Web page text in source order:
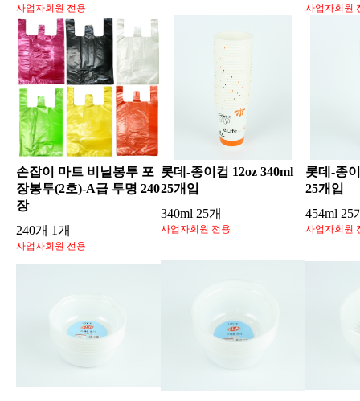
사업자회원 전용 사업자회원
손잡이 마트 비닐봉투 포
장봉투(2호)-A급 투명 240
장
240개 1개
사업자회원 전용
롯데-종이컵 12oz 340ml
25개입
340ml 25개
사업자회원 전용
롯데-종
25개입
454ml 25
사업자회원